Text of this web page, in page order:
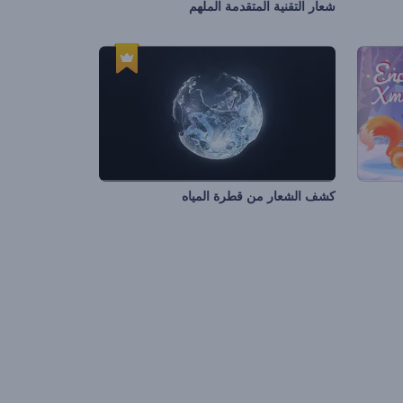
شعار التقنية المتقدمة الملهم
كشف الشعار من قطرة المياه